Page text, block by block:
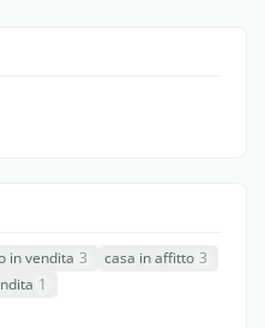
in vendita 3 casa in affitto 3
1